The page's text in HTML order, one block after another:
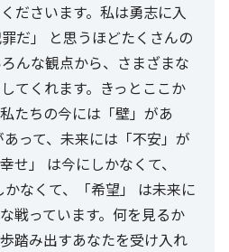
ださいます。私は勇志に入
だ」 と思うほどたくさんの
んな観点から、さまざまな
てくれます。きっとここか
たちの今には「壁」があ
って、未来には「不安」が
せ」 は今にしかなくて、
かなくて、「希望」 は未来に
戦っています。何を見るか
踏み出すあなたを受け入れ